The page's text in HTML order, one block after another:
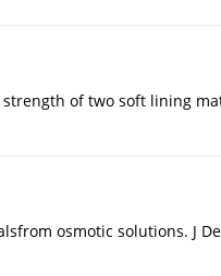
of two soft lining
osmotic solutions. J